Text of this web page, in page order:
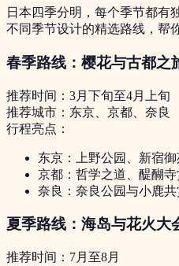
日本四季分明，每个季节都有
不同季节设计的精选路线，帮
春季路线：樱花与古都之
推荐时间：3月下旬至4月上旬
推荐城市：东京、京都、奈良
行程亮点：
东京：上野公园、新宿
京都：哲学之道、醍醐
奈良：奈良公园与小鹿
夏季路线：海岛与花火大
推荐时间：7月至8月